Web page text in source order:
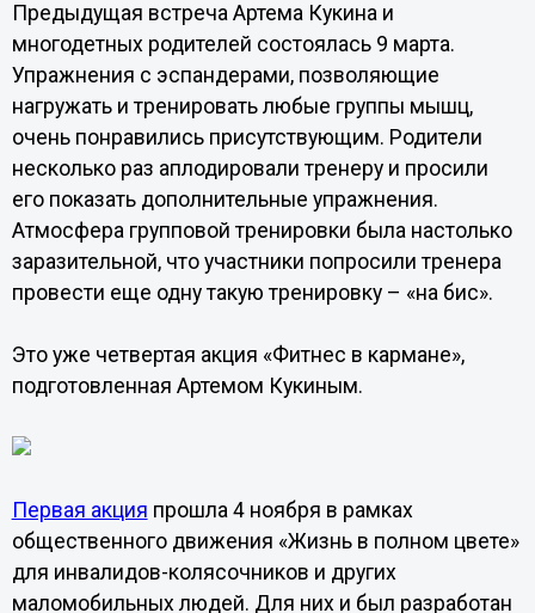
Предыдущая встреча Артема Кукина и
многодетных родителей состоялась 9 марта.
Упражнения с эспандерами, позволяющие
нагружать и тренировать любые группы мышц,
очень понравились присутствующим. Родители
несколько раз аплодировали тренеру и просили
его показать дополнительные упражнения.
Атмосфера групповой тренировки была настолько
заразительной, что участники попросили тренера
провести еще одну такую тренировку – «на бис».
Это уже четвертая акция «Фитнес в кармане»,
подготовленная Артемом Кукиным.
Первая акция прошла 4 ноября в рамках
общественного движения «Жизнь в полном цвете»
для инвалидов-колясочников и других
маломобильных людей. Для них и был разработан